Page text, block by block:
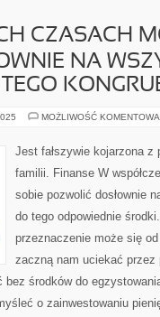
CZASACH
NA
MOŻLIWOŚĆ
Jest fałszywie kojarzona
familii. Finanse W
sobie pozwolić dosłownie
do tego odpowiednie
przeznaczenie może się
zaczną nam uciekać przez
bez środków do
o zainwestowaniu